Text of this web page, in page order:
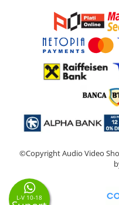
©Copyright Audio Video
L-V 10-18